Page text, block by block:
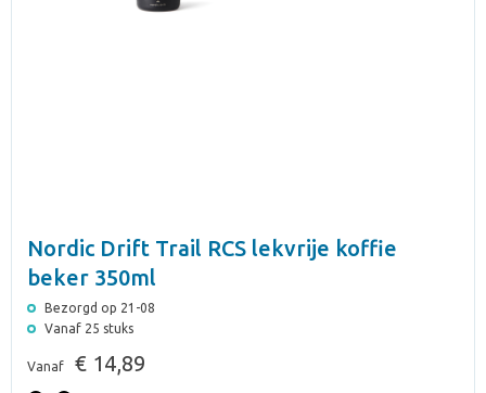
Nordic Drift Trail RCS lekvrije koffie
beker 350ml
Bezorgd op 21-08
Vanaf 25 stuks
Vanaf € 14,89